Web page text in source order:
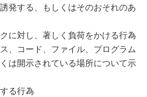
発する、もしくはそのおそれのあ
に対し、著しく負荷をかける行為
、コード、ファイル、プログラム
は開示されている場所について示
る行為